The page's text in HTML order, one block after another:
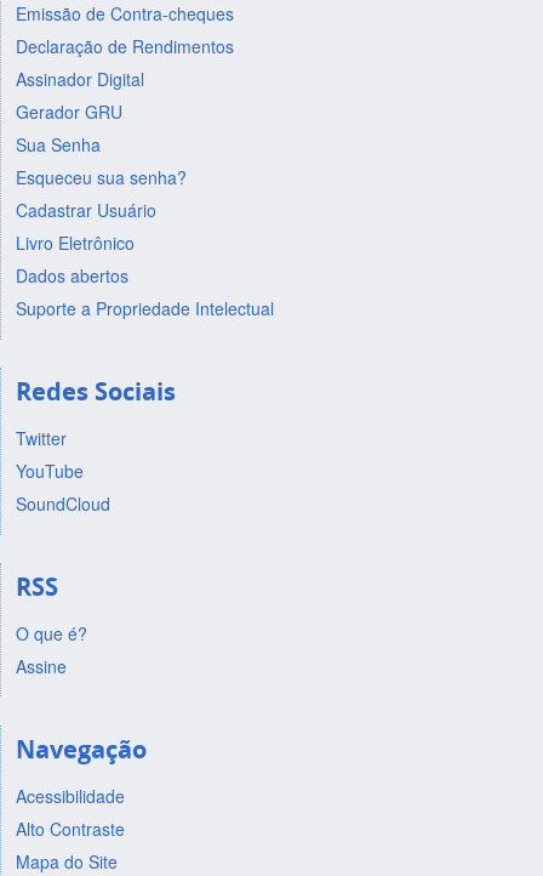
Emissão de Contra-cheques
Declaração de Rendimentos
Assinador Digital
Gerador GRU
Sua Senha
Esqueceu sua senha?
Cadastrar Usuário
Livro Eletrônico
Dados abertos
Suporte a Propriedade Intelectual
Redes Sociais
Twitter
YouTube
SoundCloud
RSS
O que é?
Assine
Navegação
Acessibilidade
Alto Contraste
Mapa do Site